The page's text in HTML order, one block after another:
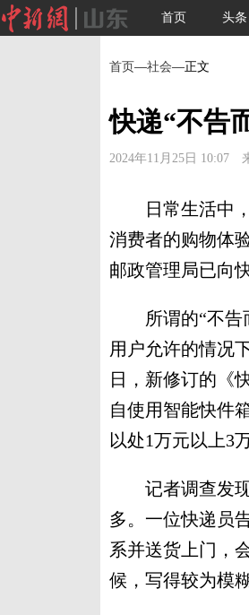
首页 头条
首页—社会—正文
快递“不告
2024年11月25日 10:07
日常生活中，
消费者的购物体
邮政管理局已向
所谓的“不告而
用户允许的情况
日，新修订的《
自使用智能快件
以处1万元以上3
记者调查发现
多。一位快递员
系并送货上门，
候，写得较为模